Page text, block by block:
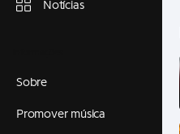
Notícias
Sobre
Promover música